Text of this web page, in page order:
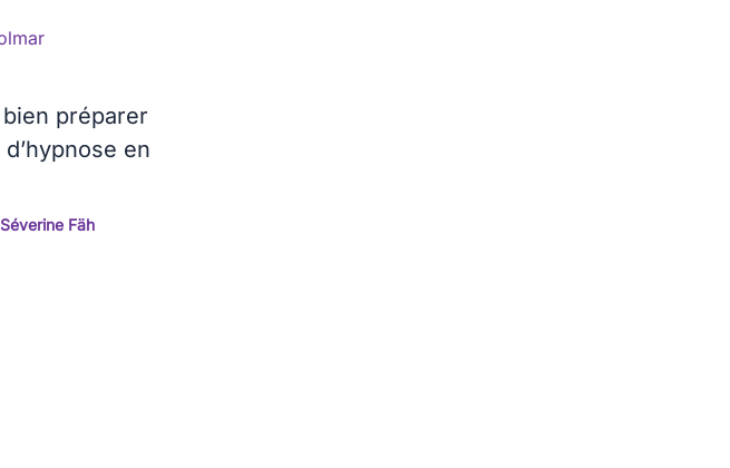
préparer
en
Séverine Fäh